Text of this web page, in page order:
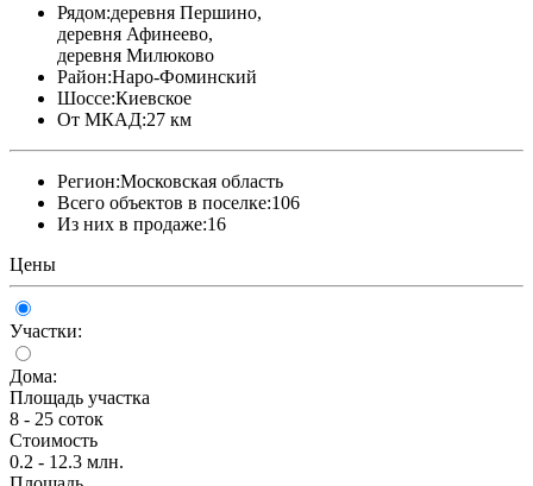
Рядом:деревня Першино,
деревня Афинеево,
деревня Милюково
Район:Наро-Фоминский
Шоссе:Киевское
От МКАД:27 км
Регион:Московская область
Всего объектов в поселке:106
Из них в продаже:16
Цены
Участки:
Дома:
Площадь участка
8 - 25 соток
Стоимость
0.2 - 12.3 млн.